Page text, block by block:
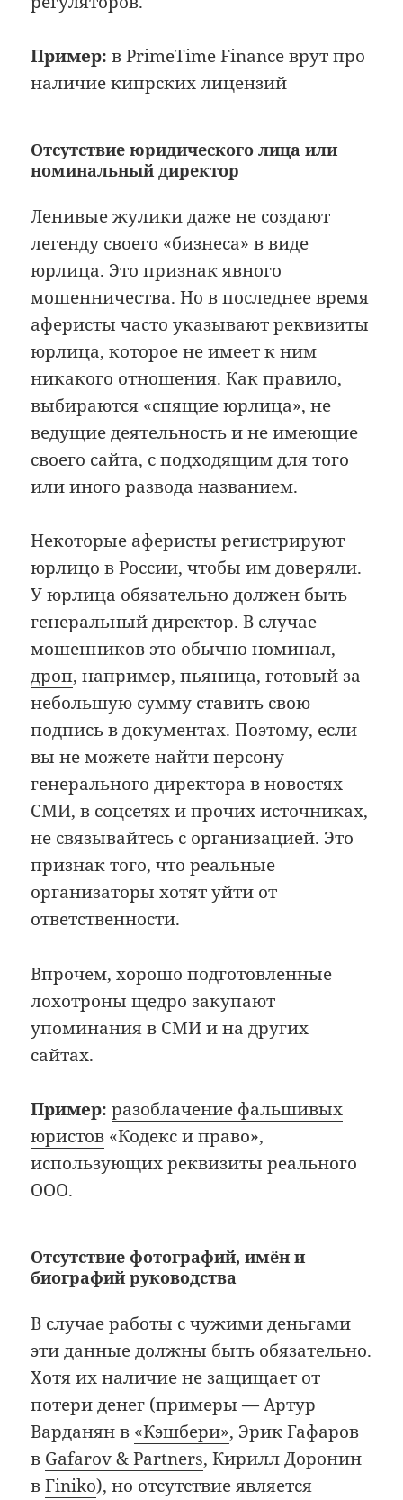
Пример: вPrimeTime Financeврут про
наличие кипрских лицензий
Отсутствие юридического лица или
номинальный директор
Ленивые жулики даже не создают
легенду своего «бизнеса» в виде
юрлица. Это признак явного
мошенничества. Но в последнее время
аферисты часто указывают реквизиты
юрлица, которое не имеет к ним
никакого отношения. Как правило,
выбираются «спящие юрлица», не
ведущие деятельность и не имеющие
своего сайта, с подходящим для того
или иного развода названием.
Некоторые аферисты регистрируют
юрлицо в России, чтобы им доверяли.
У юрлица обязательно должен быть
генеральный директор. В случае
мошенников это обычно номинал,
дроп, например, пьяница, готовый за
небольшую сумму ставить свою
подпись в документах. Поэтому, если
вы не можете найти персону
генерального директора в новостях
СМИ, в соцсетях и прочих источниках,
не связывайтесь с организацией. Это
признак того, что реальные
организаторы хотят уйти от
ответственности.
Впрочем, хорошо подготовленные
лохотроны щедро закупают
упоминания в СМИ и на других
сайтах.
Пример: разоблачение фальшивых
юристов «Кодекс и право»,
использующих реквизиты реального
ООО.
Отсутствие фотографий, имён и
биографий руководства
В случае работы с чужими деньгами
эти данные должны быть обязательно.
Хотя их наличие не защищает от
потери денег (примеры — Артур
Варданян в «Кэшбери», Эрик Гафаров
в Gafarov & Partners, Кирилл Доронин
вFiniko), но отсутствие является